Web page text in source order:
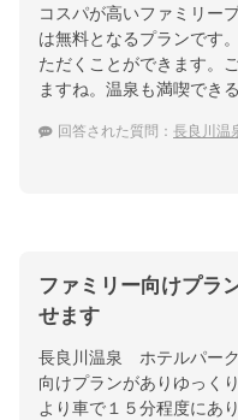
コスパが高いファミリー
は無料となるプランです
ただくことができます。
ますね。温泉も満喫でき
回答された質問： 長良川温泉｜
ファミリー向けプラ
せます
長良川温泉 ホテルパー
向けプランがありゆっく
より車で１５分程度にあ